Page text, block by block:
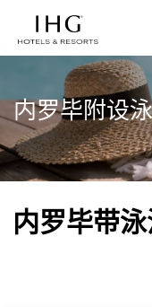
内罗毕附设
内罗毕带